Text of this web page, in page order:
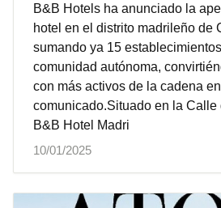
B&B Hotels ha anunciado la
hotel en el distrito madrileño de
sumando ya 15
comunidad autónoma,
con más activos de la cadena
comunicado.Situado en la Calle
B&B Hotel Madri
10/01/2025